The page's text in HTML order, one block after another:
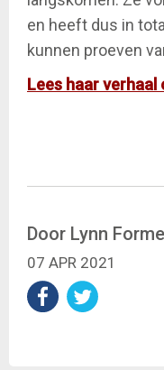
en heeft dus in
kunnen proeven
Lees haar verhaal
Door Lynn
07 APR 2021